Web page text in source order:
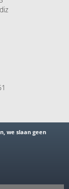
we slaan geen